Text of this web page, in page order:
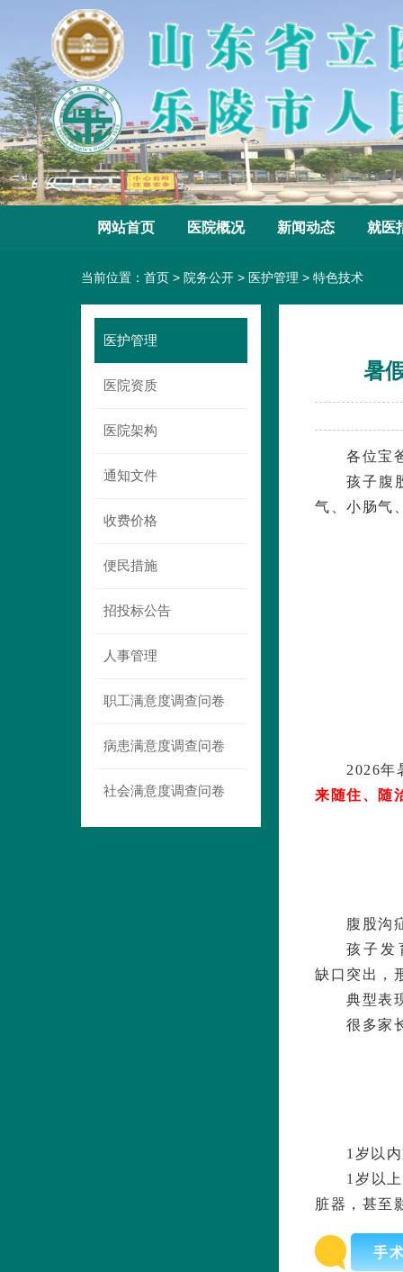
网站首页 医院概况 新闻动态 就医
当前位置： 首页 > 院务公开 > 医护管理 > 特色技术
医护管理
医院资质
医院架构
通知文件
收费价格
便民措施
招投标公告
人事管理
职工满意度调查问卷
病患满意度调查问卷
社会满意度调查问卷
暑
各位宝
孩子腹
气、小肠气
2026年
来随住、随
腹股沟
孩子发
缺口突出，
典型表
很多家
1岁以
1岁以
脏器，甚至
手